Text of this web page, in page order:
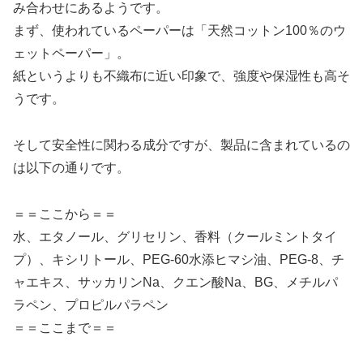
み合わせにあるようです。
まず、使われているペーパーは「天然コットン100％のウ
ェットペーパー」。
紙というよりも不織布に近い印象で、強度や保湿性も高そ
うです。
そして安全性に関わる成分ですが、製品に含まれているの
は以下の通りです。
＝＝ここから＝＝
水、エタノール、グリセリン、香料（クールミントタイ
プ）、キシリトール、PEG-60水添ヒマシ油、PEG-8、チ
ャエキス、サッカリンNa、クエン酸Na、BG、メチルパ
ラペン、プロピルパラペン
＝＝ここまで＝＝